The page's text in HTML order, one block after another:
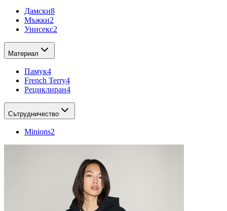
Дамски8
Мъжки2
Унисекс2
Материал
Памук4
French Terry4
Рециклиран4
Сътрудничество
Minions2